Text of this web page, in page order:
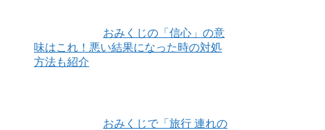
おみくじの「信心」の意
味はこれ！悪い結果になった時の対処
方法も紹介
おみくじで「旅行 連れの